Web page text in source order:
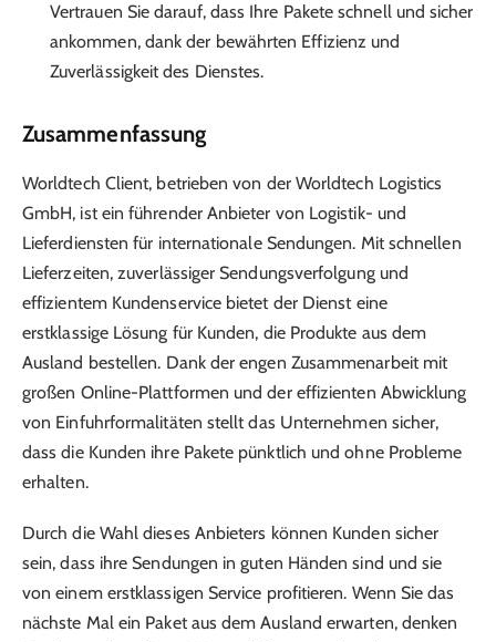
Vertrauen Sie darauf, dass Ihre Pakete schnell und sicher
ankommen, dank der bewährten Effizienz und
Zuverlässigkeit des Dienstes.
Zusammenfassung
Worldtech Client, betrieben von der Worldtech Logistics
GmbH, ist ein führender Anbieter von Logistik- und
Lieferdiensten für internationale Sendungen. Mit schnellen
Lieferzeiten, zuverlässiger Sendungsverfolgung und
effizientem Kundenservice bietet der Dienst eine
erstklassige Lösung für Kunden, die Produkte aus dem
Ausland bestellen. Dank der engen Zusammenarbeit mit
großen Online-Plattformen und der effizienten Abwicklung
von Einfuhrformalitäten stellt das Unternehmen sicher,
dass die Kunden ihre Pakete pünktlich und ohne Probleme
erhalten.
Durch die Wahl dieses Anbieters können Kunden sicher
sein, dass ihre Sendungen in guten Händen sind und sie
von einem erstklassigen Service profitieren. Wenn Sie das
nächste Mal ein Paket aus dem Ausland erwarten, denken